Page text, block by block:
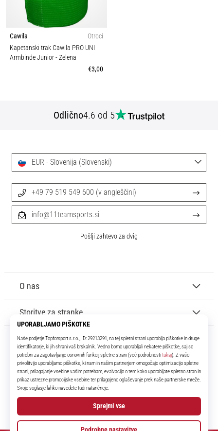
Cawila
Otroci
Kapetanski trak Cawila PRO UNI
Armbinde Junior- Zelena
€3,00
Odlično4.6 od 5
11teamsports.si
Že več kot 16 let smo vaši soigralci ter vam predstavljamo najboljše in
najnovejše izdelke iz sveta nogometa.
Facebook
Instagram
O nas
Storitve za stranke
EUR - Slovenija (Slovenski)
+49 79 519 549 600 (v angleščini)
info@11teamsports.si
Pošlji zahtevo za dvig